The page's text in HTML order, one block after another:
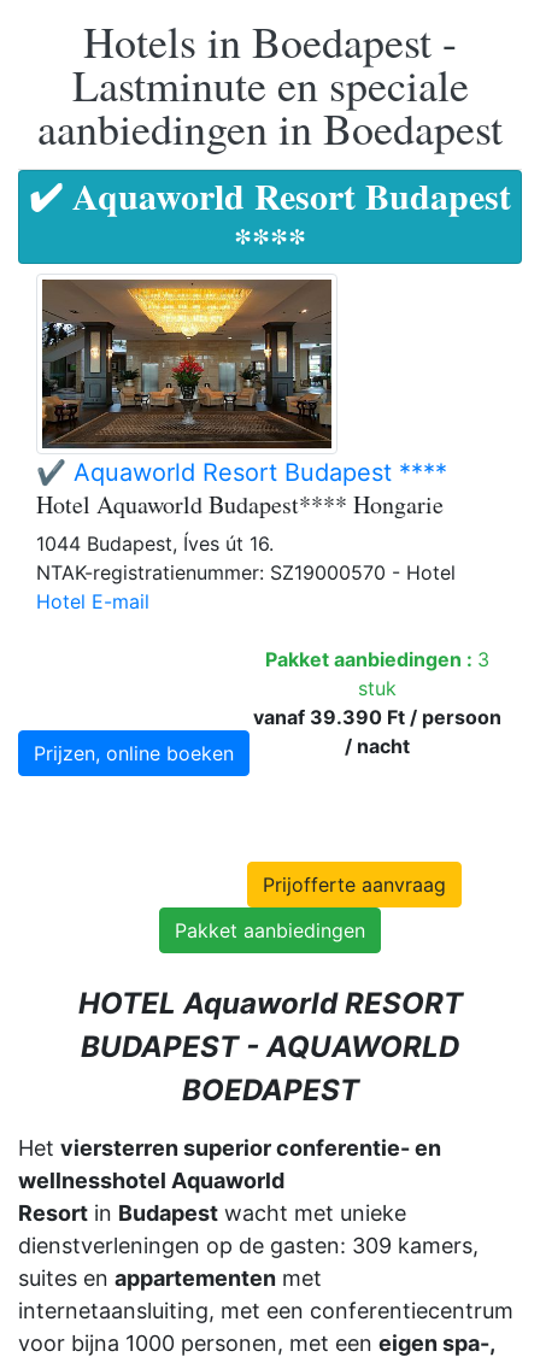
Hotels in Boedapest -
Lastminute en speciale
aanbiedingen in Boedapest
✔️ Aquaworld Resort Budapest
****
✔️ Aquaworld Resort Budapest ****
Hotel Aquaworld Budapest**** Hongarie
1044 Budapest, Íves út 16.
NTAK-registratienummer: SZ19000570 - Hotel
Hotel E-mail
Prijzen, online boeken
Prijofferte aanvraag
Pakket aanbiedingen : 3
stuk
vanaf 39.390 Ft / persoon
/ nacht
Pakket aanbiedingen
HOTEL Aquaworld RESORT
BUDAPEST - AQUAWORLD
BOEDAPEST
Het viersterren superior conferentie- en
wellnesshotel Aquaworld
Resort in Budapest wacht met unieke
dienstverleningen op de gasten: 309 kamers,
suites en appartementen met
internetaansluiting, met een conferentiecentrum
voor bijna 1000 personen, met een eigen spa-,